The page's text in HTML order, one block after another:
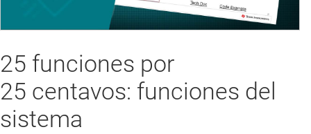
25 funciones por
25 centavos: funciones del
sistema